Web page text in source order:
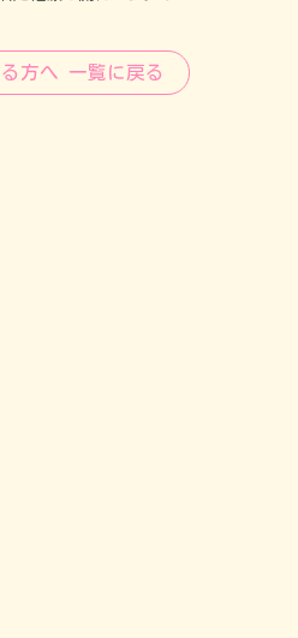
方へ 一覧に戻る